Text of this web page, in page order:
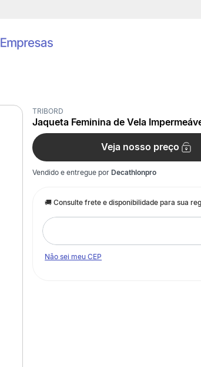
TRIBORD
Jaqueta Feminina de Vela
Veja nosso preço
Vendido e entregue porDecathlonpro
Não sei meu CEP